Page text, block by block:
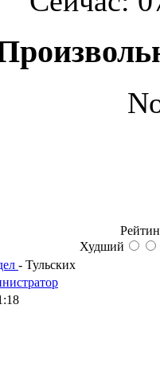
Худший
- Тульских